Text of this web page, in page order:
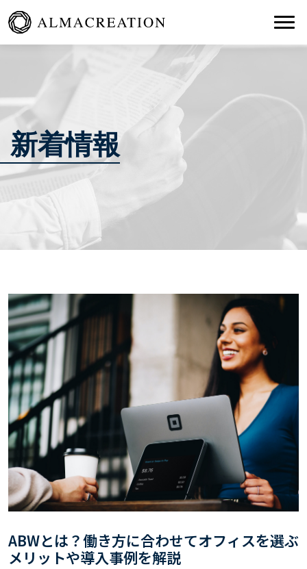
新着情報
ABWとは？働き方に合わせてオフィスを選ぶ
メリットや導入事例を解説